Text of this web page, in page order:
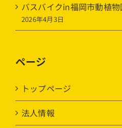
バスバイクin福岡市動植物
2026年4月3日
ページ
トップページ
法人情報